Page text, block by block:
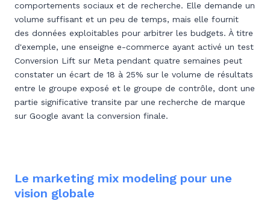
comportements sociaux et de recherche. Elle demande un
volume suffisant et un peu de temps, mais elle fournit
des données exploitables pour arbitrer les budgets. À titre
d'exemple, une enseigne e-commerce ayant activé un test
Conversion Lift sur Meta pendant quatre semaines peut
constater un écart de 18 à 25% sur le volume de résultats
entre le groupe exposé et le groupe de contrôle, dont une
partie significative transite par une recherche de marque
sur Google avant la conversion finale.
Le marketing mix modeling pour une
vision globale